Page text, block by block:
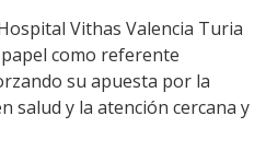
Vithas Valencia Turia
como referente
su apuesta por la
salud y la atención cercana y